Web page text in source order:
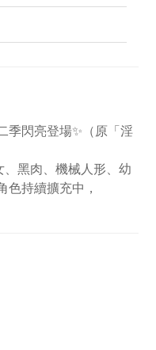
季閃亮登場✨（原「淫
黑肉、機械人形、幼
色持續擴充中，